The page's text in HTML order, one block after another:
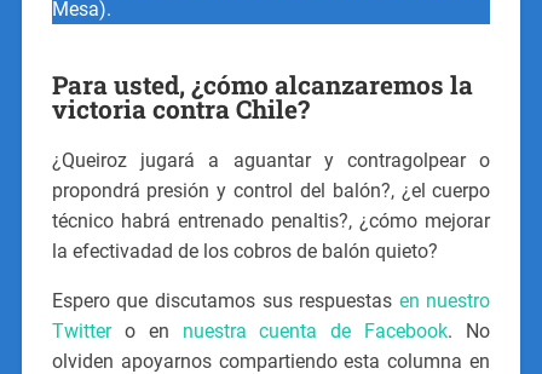
Mesa).
Para usted, ¿cómo alcanzaremos la
victoria contra Chile?
¿Queiroz jugará a aguantar y contragolpear o
propondrá presión y control del balón?, ¿el cuerpo
técnico habrá entrenado penaltis?, ¿cómo mejorar
la efectivadad de los cobros de balón quieto?
Espero que discutamos sus respuestas en nuestro
Twittero en nuestra cuenta de Facebook. No
olviden apoyarnos compartiendo esta columna en